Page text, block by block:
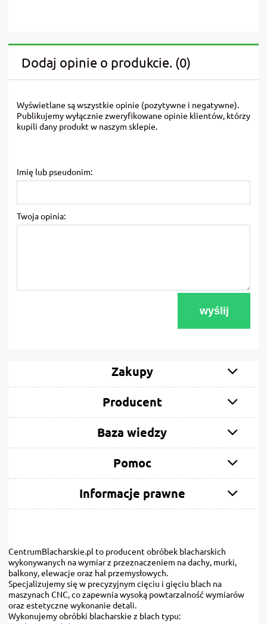
Dodaj opinie o produkcie. (0)
Wyświetlane są wszystkie opinie (pozytywne i negatywne).
Publikujemy wyłącznie zweryfikowane opinie klientów, którzy
kupili dany produkt w naszym sklepie.
Imię lub pseudonim:
Twoja opinia:
wyślij
Zakupy
Producent
Baza wiedzy
Pomoc
Informacje prawne
CentrumBlacharskie.pl to producent obróbek blacharskich
wykonywanych na wymiar z przeznaczeniem na dachy, murki,
balkony, elewacje oraz hal przemysłowych.
Specjalizujemy się w precyzyjnym cięciu i gięciu blach na
maszynach CNC, co zapewnia wysoką powtarzalność wymiarów
oraz estetyczne wykonanie detali.
Wykonujemy obróbki blacharskie z blach typu: